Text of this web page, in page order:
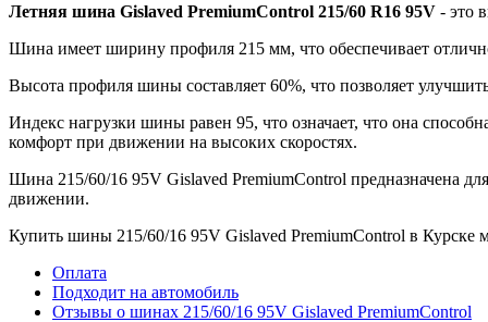
Летняя шина Gislaved PremiumControl 215/60 R16 95V - это
Шина имеет ширину профиля 215 мм, что обеспечивает
Высота профиля шины составляет 60%, что позволяет
Индекс нагрузки шины равен 95, что означает, что она
комфорт при движении на высоких скоростях.
Шина 215/60/16 95V Gislaved PremiumControl предназначена
движении.
Купить шины 215/60/16 95V Gislaved PremiumControl в
Оплата
Подходит на автомобиль
Отзывы о шинах 215/60/16 95V Gislaved PremiumControl